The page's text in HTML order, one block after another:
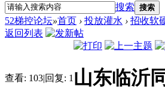
搜索 搜索
52梯控论坛»首页 › 投放灌水 › 招收软
返回列表
查看: 103|回复: 1 山东临沂